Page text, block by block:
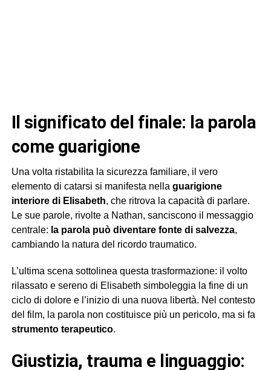
il significato del finale: la parola
come guarigione
Una volta ristabilita la sicurezza familiare, il vero
elemento di catarsi si manifesta nella guarigione
interiore di Elisabeth, che ritrova la capacità di parlare.
Le sue parole, rivolte a Nathan, sanciscono il messaggio
centrale: la parola può diventare fonte di salvezza,
cambiando la natura del ricordo traumatico.
L’ultima scena sottolinea questa trasformazione: il volto
rilassato e sereno di Elisabeth simboleggia la fine di un
ciclo di dolore e l’inizio di una nuova libertà. Nel contesto
del film, la parola non costituisce più un pericolo, ma si fa
strumento terapeutico.
giustizia, trauma e linguaggio: